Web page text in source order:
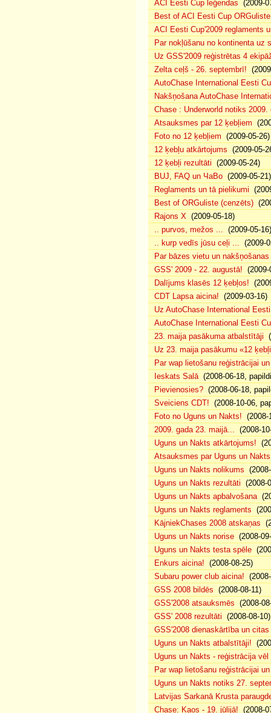
ACI Eesti Cup leģendas (2009-
Best of ACI Eesti Cup
ACI Eesti Cup'2009 reglaments
Par nokļūšanu no kontinenta uz
Uz GSS'2009 reģistrētas 4
Zelta ceļš - 26. septembrī!
AutoChase International Eesti
Nakšņošana AutoChase
Chase : Underworld notiks 2009.
Atsauksmes par 12 ķebļiem
Foto no 12 ķebļiem (2009-05-26)
12 ķebļu atkārtojums (2009-05-
12 ķebļi rezultāti (2009-05-24)
BUJ, FAQ un ЧаВо (2009-05-21)
Reglaments un tā pielikumi
Best of ORGuliste (cenzēts)
Rajons X (2009-05-18)
.. purvos, mežos ... (2009-05-16)
.. kurp vedīs jūsu ceļi ... (2009-
Par bāzes vietu un
GSS' 2009 - 22. augustā! (2009-
Dalījums klasēs 12 ķebļos!
CDT Lapsa aicina! (2009-03-16)
Uz AutoChase International
AutoChase International Eesti
23. maija pasākuma atbalstītāji
Uz 23. maija pasākumu «12
Par wap lietošanu reģistrācijai
Ieskats Salā(2008-06-18,
Pievienosies? (2008-06-18,
Sveiciens CDT! (2008-10-06,
Foto no Uguns un Nakts! (2008-
2009. gada 23. maijā... (2008-
Uguns un Nakts atkārtojums!
Atsauksmes par Uguns un Nakts
Uguns un Nakts nolikums
Uguns un Nakts rezultāti (2008-
Uguns un Nakts apbalvošana
Uguns un Nakts reglaments
KājniekChases 2008 atskaņas
Uguns un Nakts norise (2008-
Uguns un Nakts testa spēle
Enkurs aicina! (2008-08-25)
Subaru power club aicina!
GSS 2008 bildēs (2008-08-11)
GSS'2008 atsauksmēs (2008-
GSS' 2008 rezultāti (2008-08-10)
GSS'2008 dienaskārtība un
Uguns un Nakts atbalstītāji!
Uguns un Nakts - reģistrācija
Par wap lietošanu reģistrācijai
Uguns un Nakts notiks 27.
Latvijas Sarkanā Krusta
Chase: Kaos - 19. jūlijā! (2008-